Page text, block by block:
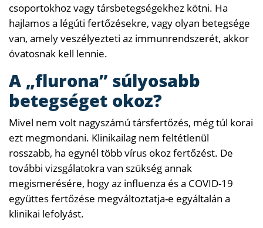
csoportokhoz vagy társbetegségekhez kötni. Ha
hajlamos a légúti fertőzésekre, vagy olyan betegsége
van, amely veszélyezteti az immunrendszerét, akkor
óvatosnak kell lennie.
A „flurona” súlyosabb
betegséget okoz?
Mivel nem volt nagyszámú társfertőzés, még túl korai
ezt megmondani. Klinikailag nem feltétlenül
rosszabb, ha egynél több vírus okoz fertőzést. De
további vizsgálatokra van szükség annak
megismerésére, hogy az influenza és a COVID-19
együttes fertőzése megváltoztatja-e egyáltalán a
klinikai lefolyást.